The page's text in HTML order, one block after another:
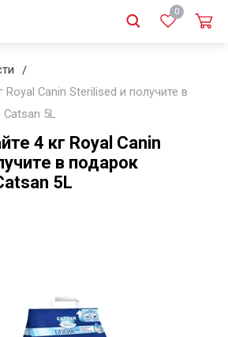
0
Canin Sterilised и получите в
5L
4 кг Royal Canin
в подарок
5L